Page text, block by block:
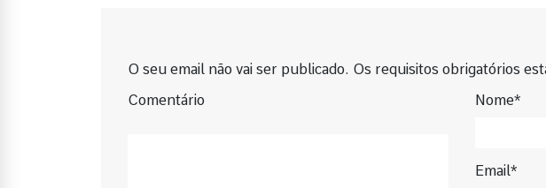
O seu email não vai ser publicado. Os requisitos obrigatórios
Comentário
Nome*
Email*